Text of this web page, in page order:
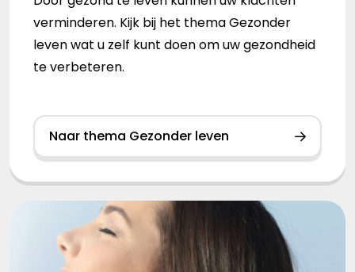
verminderen. Kijk bij het thema Gezonder
leven wat u zelf kunt doen om uw gezondheid
te verbeteren.
Naar thema Gezonder leven